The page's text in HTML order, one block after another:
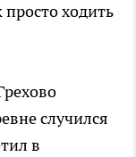
просто ходить
случился
в